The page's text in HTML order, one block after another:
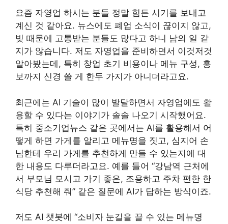
요즘 자영업 하시는 분들 정말 힘든 시기를 보내고
계신 것 같아요. 뉴스에도 폐업 소식이 끊이지 않고,
빚 때문에 고통받는 분들도 많다고 하니 남의 일 같
지가 않습니다. 저도 자영업을 준비하면서 이것저것
알아봤는데, 특히 창업 초기 비용이나 메뉴 구성, 홍
보까지 신경 쓸 게 한두 가지가 아니더라고요.
최근에는 AI 기술이 많이 발달하면서 자영업에도 활
용할 수 있다는 이야기가 솔솔 나오기 시작했어요.
특히 중소기업뉴스 같은 곳에서는 AI를 활용해서 어
떻게 하면 가게를 알리고 메뉴명을 짓고, 심지어 손
님한테 우리 가게를 추천하게 만들 수 있는지에 대
한 내용도 다루더라고요. 예를 들어 “강남역 근처에
서 부모님 모시고 가기 좋은, 조용하고 주차 편한 한
식당 추천해 줘” 같은 질문에 AI가 답하는 방식이죠.
저도 AI 챗봇에 “소비자 눈길을 끌 수 있는 메뉴명